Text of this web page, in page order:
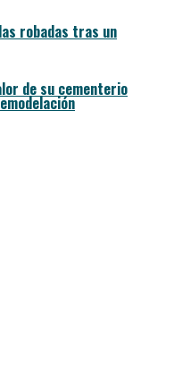
robadas tras un
de su cementerio